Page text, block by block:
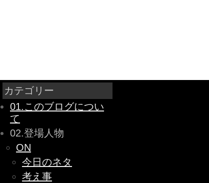
カテゴリー
01.このブログについ
て
02.登場人物
ON
今日のネタ
考え事